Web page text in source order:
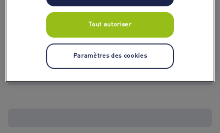
Tout autoriser
Paramètres des cookies